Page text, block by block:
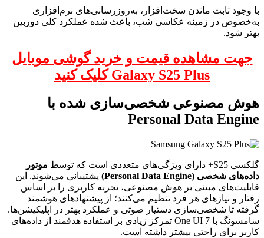
با وجود ثابت ماندن سخت‌افزار، به‌روزرسانی‌های نرم‌افزاری
به‌خصوص در زمینه عکاسی شب، باعث شده عملکرد کلی دوربین
بهتر شود.
جهت مشاهده قیمت و خرید گوشی موبایل
Galaxy S25 Plus کلیک کنید
هوش مصنوعی شخصی‌سازی شده با
Personal Data Engine
گلکسی S25+ دارای ویژگی‌های متعددی است که توسط
موتور
داده‌های شخصی (Personal Data Engine)
پشتیبانی می‌شوند. این
قابلیت‌های مبتنی بر هوش مصنوعی، تجربه کاربری را بر اساس
رفتار و نیازهای هر فرد تنظیم می‌کنند؛ از پیشنهادهای هوشمند
گرفته تا شخصی‌سازی دستیار صوتی و عملکرد بهتر در اپلیکیشن‌ها.
سامسونگ با One UI 7 تمرکز زیادی بر استفاده هدفمند از داده‌های
کاربر برای راحتی بیشتر داشته است.